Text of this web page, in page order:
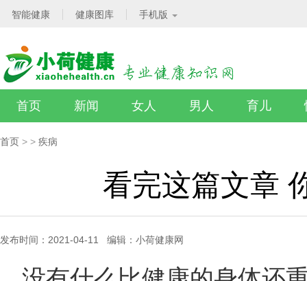
智能健康 健康图库 手机版
首页 新闻 女人 男人 育儿
首页 > > 疾病
看完这篇文章
发布时间：2021-04-11 编辑：小荷健康网